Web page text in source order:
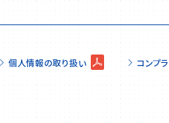
個人情報の取り扱い コンプ